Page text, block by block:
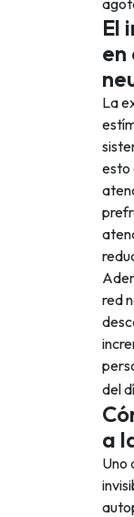
El
en
La
esto
red
del
a
Uno